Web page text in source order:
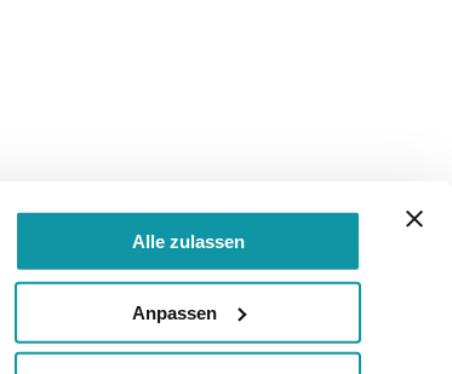
Alle zulassen
Anpassen